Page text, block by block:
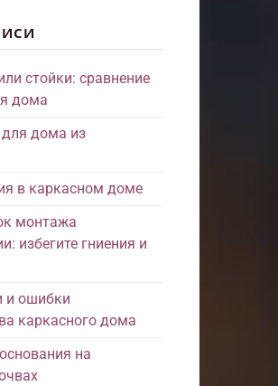
стойки: сравнение
дома
дома из
в каркасном доме
монтажа
избегите гниения и
и ошибки
каркасного дома
на